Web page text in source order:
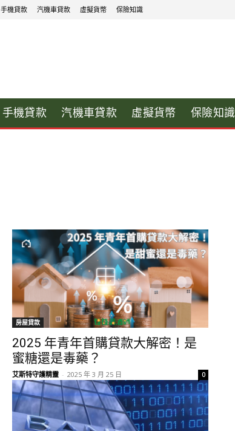
手機貸款 汽機車貸款 虛擬貨幣 保險知識
手機貸款 汽機車貸款 虛擬貨幣 保險知識
房屋貸款
2025 年青年首購貸款大解密！是
蜜糖還是毒藥？
艾斯特守護精靈 - 2025 年 3 月 25 日 0